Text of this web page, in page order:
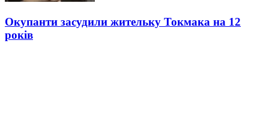
Окупанти засудили жительку Токмака на 12
років